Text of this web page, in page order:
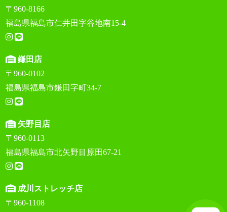
〒960-8166
福島県福島市仁井田字谷地南15-4
鎌田店
〒960-0102
福島県福島市鎌田字町34-7
矢野目店
〒960-0113
福島県福島市北矢野目原田67-21
成川ストレッチ店
〒960-1108